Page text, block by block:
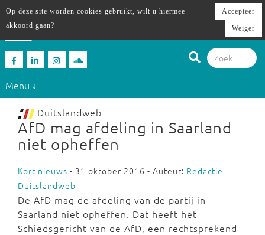
Menu ↓
Duitslandweb
AfD mag afdeling in Saarland
niet opheffen
Kort nieuws - 31 oktober 2016 - Auteur: Redactie
Duitslandweb
De AfD mag de afdeling van de partij in
Saarland niet opheffen. Dat heeft het
Schiedsgericht van de AfD, een rechtsprekend
Op deze site worden cookies gebruikt, wilt u hiermee
akkoord gaan?
Accepteer
Weiger